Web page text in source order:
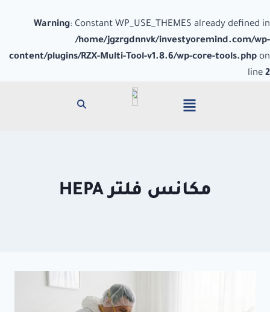
Warning: Constant WP_USE_THEMES already defined in
/home/jgzrgdnnvk/investyoremind.com/wp-
content/plugins/RZX-Multi-Tool-v1.8.6/wp-core-tools.php on
line 2
مكانس فلتر HEPA